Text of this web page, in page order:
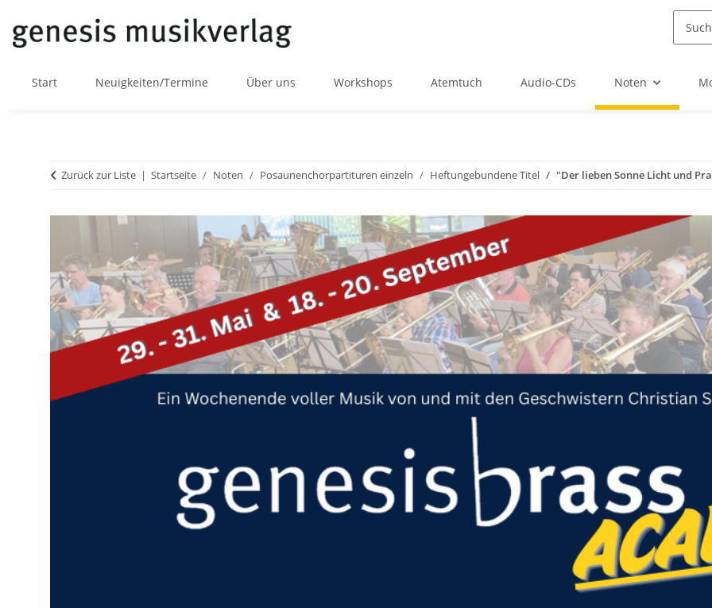
Atemtuch Audio-CDs Noten
Start Neuigkeiten/Termine Über uns Workshops
Zurück zur Liste Startseite Noten Posaunenchorpartituren einzeln Heftungebundene Titel "Der lieben Sonne Licht und